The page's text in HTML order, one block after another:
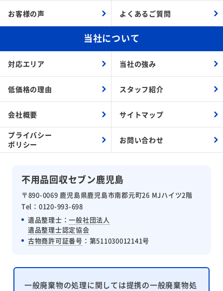
不用品回収セブン鹿児島
〒890-0069 鹿児島県鹿児島市南郡元町26 MJハイツ2階
Tel：0120-993-698
遺品整理士：一般社団法人
遺品整理士認定協会
古物商許可証番号 ：第511030012141号
お客様の声 よくあるご質問
当社について
対応エリア 当社の強み
低価格の理由 スタッフ紹介
会社概要 サイトマップ
プライバシー
ポリシー
お問い合わせ
一般廃棄物の処理に関しては提携の一般廃棄物処